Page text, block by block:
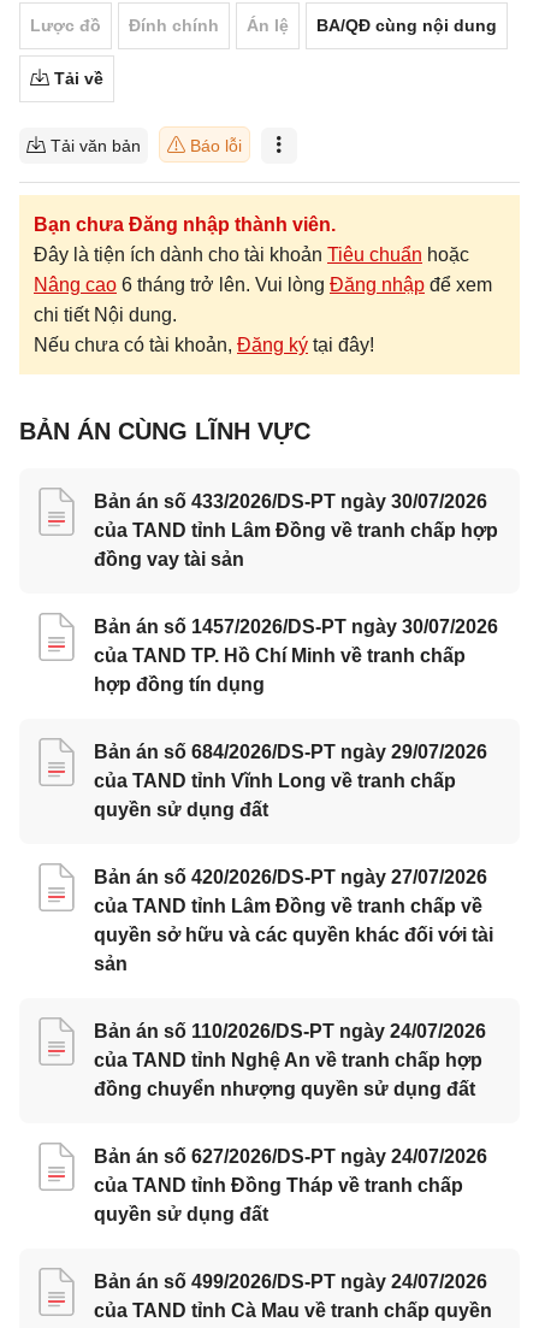
Lược đồ Đính chính Án lệ BA/QĐ cùng nội dung
Tải về
Tải văn bản Báo lỗi
Bạn chưa Đăng nhập thành viên.
Đây là tiện ích dành cho tài khoản Tiêu chuẩn hoặc
Nâng cao 6 tháng trở lên. Vui lòng Đăng nhập để xem
chi tiết Nội dung.
Nếu chưa có tài khoản, Đăng ký tại đây!
BẢN ÁN CÙNG LĨNH VỰC
Bản án số 433/2026/DS-PT ngày 30/07/2026
của TAND tỉnh Lâm Đồng về tranh chấp hợp
đồng vay tài sản
Bản án số 1457/2026/DS-PT ngày 30/07/2026
của TAND TP. Hồ Chí Minh về tranh chấp
hợp đồng tín dụng
Bản án số 684/2026/DS-PT ngày 29/07/2026
của TAND tỉnh Vĩnh Long về tranh chấp
quyền sử dụng đất
Bản án số 420/2026/DS-PT ngày 27/07/2026
của TAND tỉnh Lâm Đồng về tranh chấp về
quyền sở hữu và các quyền khác đối với tài
sản
Bản án số 110/2026/DS-PT ngày 24/07/2026
của TAND tỉnh Nghệ An về tranh chấp hợp
đồng chuyển nhượng quyền sử dụng đất
Bản án số 627/2026/DS-PT ngày 24/07/2026
của TAND tỉnh Đồng Tháp về tranh chấp
quyền sử dụng đất
Bản án số 499/2026/DS-PT ngày 24/07/2026
của TAND tỉnh Cà Mau về tranh chấp quyền